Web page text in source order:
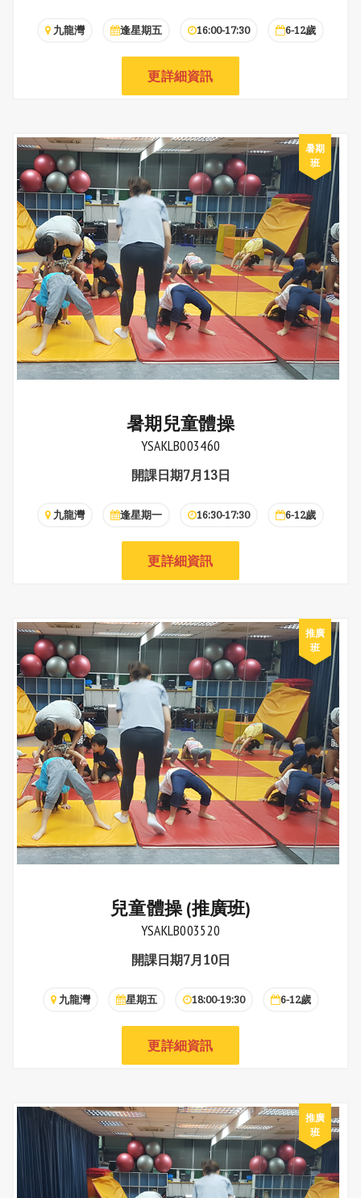
九龍灣 逢星期五 16:00-17:30 6-12歲
更詳細資訊
暑期兒童體操
YSAKLB003460
開課日期7月13日
九龍灣 逢星期一 16:30-17:30 6-12歲
更詳細資訊
兒童體操 (推廣班)
YSAKLB003520
開課日期7月10日
九龍灣 星期五 18:00-19:30 6-12歲
更詳細資訊